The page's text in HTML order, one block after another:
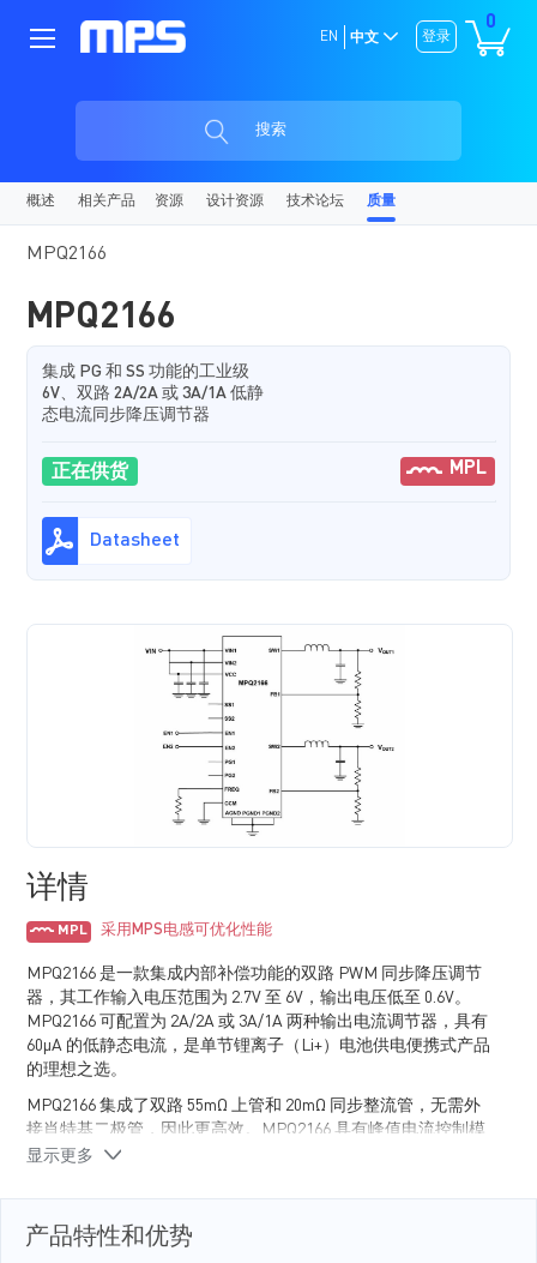
0
登录
EN 中文
搜索
概述 相关产品 资源 设计资源 技术论坛 质量
MPQ2166
MPQ2166
集成 PG 和 SS 功能的工业级
6V、双路 2A/2A 或 3A/1A 低静
态电流同步降压调节器
正在供货 MPL
Datasheet
详情
MPL 采用MPS电感可优化性能
MPQ2166 是一款集成内部补偿功能的双路 PWM 同步降压调节
器，其工作输入电压范围为 2.7V 至 6V，输出电压低至 0.6V。
MPQ2166 可配置为 2A/2A 或 3A/1A 两种输出电流调节器，具有
60µA 的低静态电流，是单节锂离子（Li+）电池供电便携式产品
的理想之选。
MPQ2166 集成了双路 55mΩ 上管和 20mΩ 同步整流管，无需外
接肖特基二极管，因此更高效。MPQ2166 具有峰值电流控制模
式和内部补偿功能，并具有低压差配置功能。两路均可工作在
断保护。
MPQ2166 最大限度地减少了现有标准外部元器件的使用，采用
显示更多
产品特性和优势